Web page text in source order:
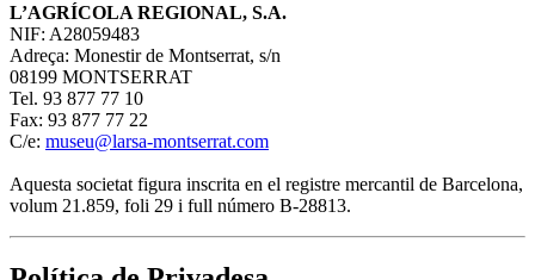
L’AGRÍCOLA REGIONAL, S.A.
NIF: A28059483
Adreça: Monestir de Montserrat, s/n
08199 MONTSERRAT
Tel. 93 877 77 10
Fax: 93 877 77 22
C/e: museu@larsa-montserrat.com
Aquesta societat figura inscrita en el registre mercantil de Barcelona,
volum 21.859, foli 29 i full número B-28813.